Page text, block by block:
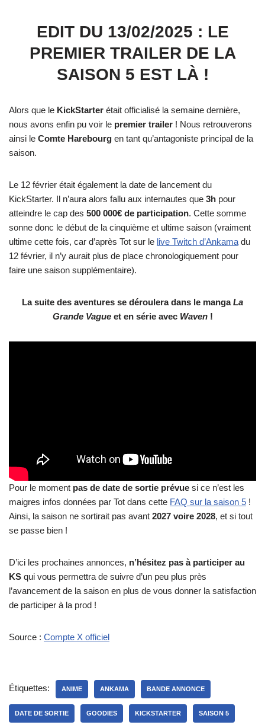
EDIT DU 13/02/2025 : LE
PREMIER TRAILER DE LA
SAISON 5 EST LÀ !
Alors que le KickStarter était officialisé la semaine dernière,
nous avons enfin pu voir le premier trailer ! Nous retrouverons
ainsi le Comte Harebourg en tant qu’antagoniste principal de la
saison.
Le 12 février était également la date de lancement du
KickStarter. Il n’aura alors fallu aux internautes que 3h pour
atteindre le cap des 500 000€ de participation. Cette somme
sonne donc le début de la cinquième et ultime saison (vraiment
ultime cette fois, car d’après Tot sur le live Twitch d’Ankama du
12 février, il n’y aurait plus de place chronologiquement pour
faire une saison supplémentaire).
La suite des aventures se déroulera dans le mangaLa
Grande Vagueet en série avec Waven !
Pour le moment pas de date de sortie prévue si ce n’est les
maigres infos données par Tot dans cette FAQ sur la saison 5 !
Ainsi, la saison ne sortirait pas avant 2027 voire 2028, et si tout
se passe bien !
D’ici les prochaines annonces, n’hésitez pas à participer au
KS qui vous permettra de suivre d’un peu plus près
l’avancement de la saison en plus de vous donner la satisfaction
de participer à la prod !
Source : Compte X officiel
Étiquettes: ANIME ANKAMA BANDE ANNONCE
DATE DE SORTIE GOODIES KICKSTARTER SAISON 5